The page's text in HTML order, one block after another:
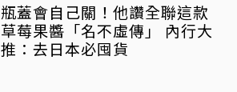
瓶蓋會自己關！他讚全聯這款
草莓果醬「名不虛傳」 內行大
推：去日本必囤貨